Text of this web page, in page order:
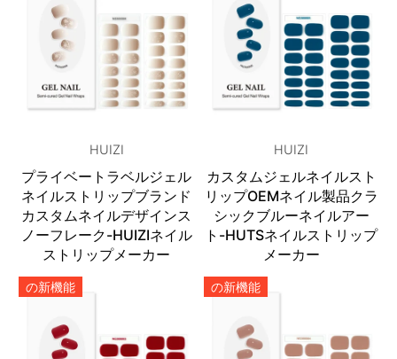
HUIZI
プライベートラベルジェル
ネイルストリップブランド
カスタムネイルデザインス
ノーフレーク-HUIZIネイル
ストリップメーカー
HUIZI
カスタムジェルネイルスト
リップOEMネイル製品クラ
シックブルーネイルアー
ト-HUTSネイルストリップ
メーカー
の新機能 の新機能